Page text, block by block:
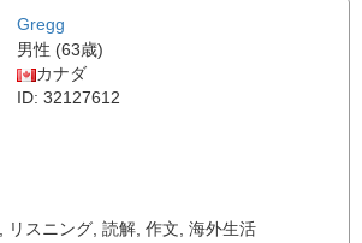
Gregg
男性 (63歳)
カナダ
ID: 32127612
リスニング 読解 作文 海外生活